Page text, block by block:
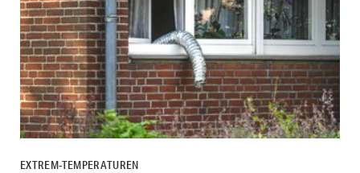
EXTREM-TEMPERATUREN